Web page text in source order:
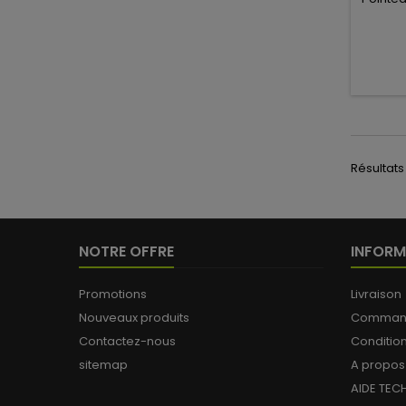
Résultats
NOTRE OFFRE
Promotions
Nouveaux produits
Contactez-nous
sitemap
Livraison
A propos
AIDE